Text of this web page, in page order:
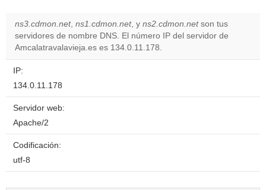
ns3.cdmon.net, ns1.cdmon.net, y ns2.cdmon.netson tus
servidores de nombre DNS. El número IP del servidor de
Amcalatravalavieja.es es 134.0.11.178.
IP:
134.0.11.178
Servidor web:
Apache/2
Codificación:
utf-8